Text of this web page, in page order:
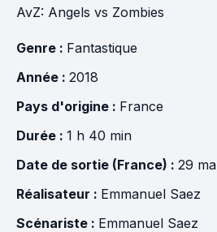
AvZ: Angels vs Zombies
Genre : Fantastique
Année : 2018
Pays d'origine : France
Durée : 1 h 40 min
Date de sortie (France) : 29
Réalisateur : Emmanuel Saez
Scénariste : Emmanuel Saez